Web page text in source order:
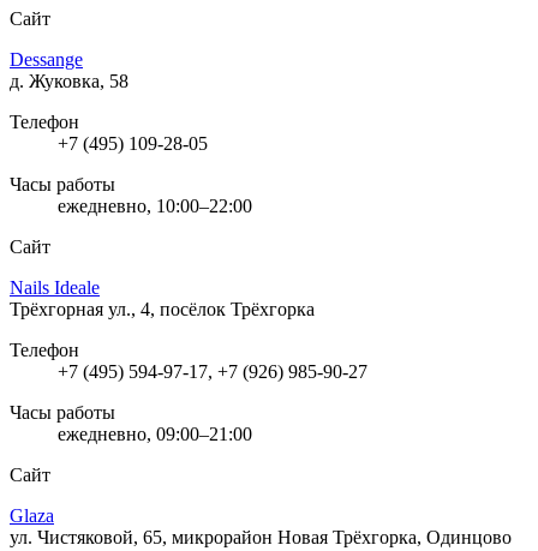
Сайт
Dessange
д. Жуковка, 58
Телефон
+7 (495) 109-28-05
Часы работы
ежедневно, 10:00–22:00
Сайт
Nails Ideale
Трёхгорная ул., 4, посёлок Трёхгорка
Телефон
+7 (495) 594-97-17, +7 (926) 985-90-27
Часы работы
ежедневно, 09:00–21:00
Сайт
Glaza
ул. Чистяковой, 65, микрорайон Новая Трёхгорка, Одинцово